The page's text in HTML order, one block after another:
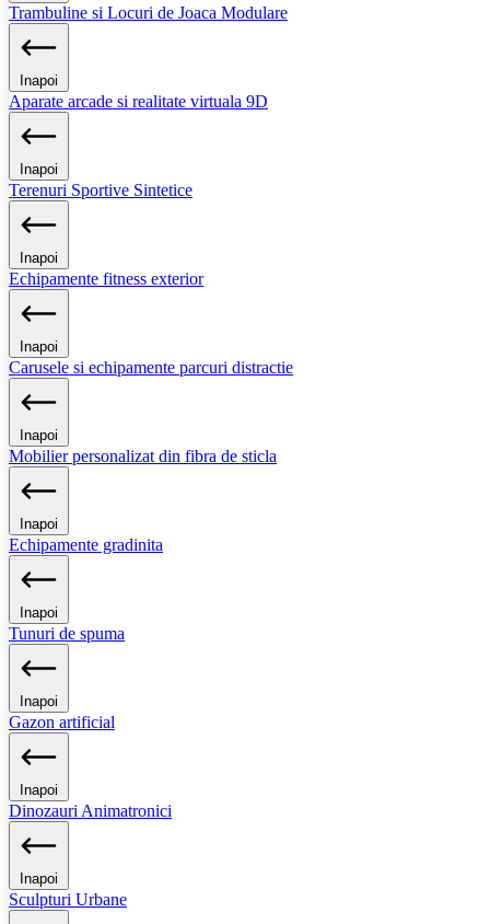
Trambuline si Locuri de Joaca Modulare
Inapoi
Aparate arcade si realitate virtuala 9D
Inapoi
Terenuri Sportive Sintetice
Inapoi
Echipamente fitness exterior
Inapoi
Carusele si echipamente parcuri distractie
Inapoi
Mobilier personalizat din fibra de sticla
Inapoi
Echipamente gradinita
Inapoi
Tunuri de spuma
Inapoi
Gazon artificial
Inapoi
Dinozauri Animatronici
Inapoi
Sculpturi Urbane